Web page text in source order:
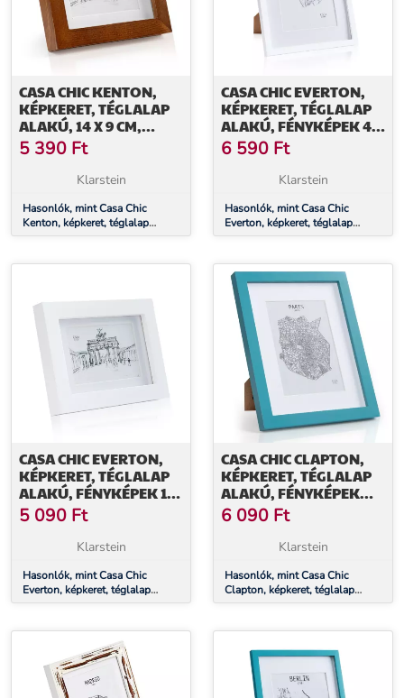
CASA CHIC KENTON,
KÉPKERET, TÉGLALAP
ALAKÚ, 14 X 9 CM,
PASZPARTU, ÜVEG
5 390 Ft
Klarstein
Hasonlók, mint Casa Chic
Kenton, képkeret, téglalap
alakú, 14 x 9 cm, paszpartu,
CASA CHIC EVERTON,
KÉPKERET, TÉGLALAP
ALAKÚ, FÉNYKÉPEK 40
X 30 CM, PASZPARTU,
ÜVEG
6 590 Ft
Klarstein
Hasonlók, mint Casa Chic
Everton, képkeret, téglalap
alakú, fényképek 40 x 30 cm,
CASA CHIC EVERTON,
KÉPKERET, TÉGLALAP
ALAKÚ, FÉNYKÉPEK 14
X 9 CM, PASZPARTU,
ÜVEG
5 090 Ft
Klarstein
Hasonlók, mint Casa Chic
Everton, képkeret, téglalap
alakú, fényképek 14 x 9 cm,
CASA CHIC CLAPTON,
KÉPKERET, TÉGLALAP
ALAKÚ, FÉNYKÉPEK
24,8 X 19,3 CM,
PASZPARTU, ÜVEG
6 090 Ft
Klarstein
Hasonlók, mint Casa Chic
Clapton, képkeret, téglalap
alakú, fényképek 24,8 x 19,3 cm,